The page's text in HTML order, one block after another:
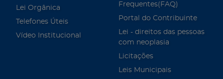
Lei Orgânica
Telefones Úteis
Vídeo Institucional
Frequentes(FAQ)
Portal do Contribuinte
Lei - direitos das pessoas
com neoplasia
Licitações
Leis Municipais